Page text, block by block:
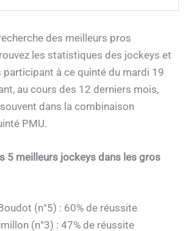
des meilleurs pros
les statistiques des jockeys et
participant à ce quinté du mardi 19
au cours des 12 derniers mois,
dans la combinaison
PMU.
5 meilleurs jockeys dans les gros
(n°5) : 60% de réussite
(n°3) : 47% de réussite